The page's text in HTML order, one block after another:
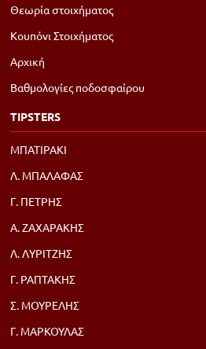
Θεωρία στοιχήματος
Κουπόνι Στοιχήματος
Αρχική
Βαθμολογίες ποδοσφαίρου
TIPSTERS
ΜΠΑΤΙΡΑΚΙ
Λ. ΜΠΑΛΑΦΑΣ
Γ. ΠΕΤΡΗΣ
Α. ΖΑΧΑΡΑΚΗΣ
Λ. ΛΥΡΙΤΖΗΣ
Γ. ΡΑΠΤΑΚΗΣ
Σ. ΜΟΥΡΕΛΗΣ
Γ. ΜΑΡΚΟΥΛΑΣ